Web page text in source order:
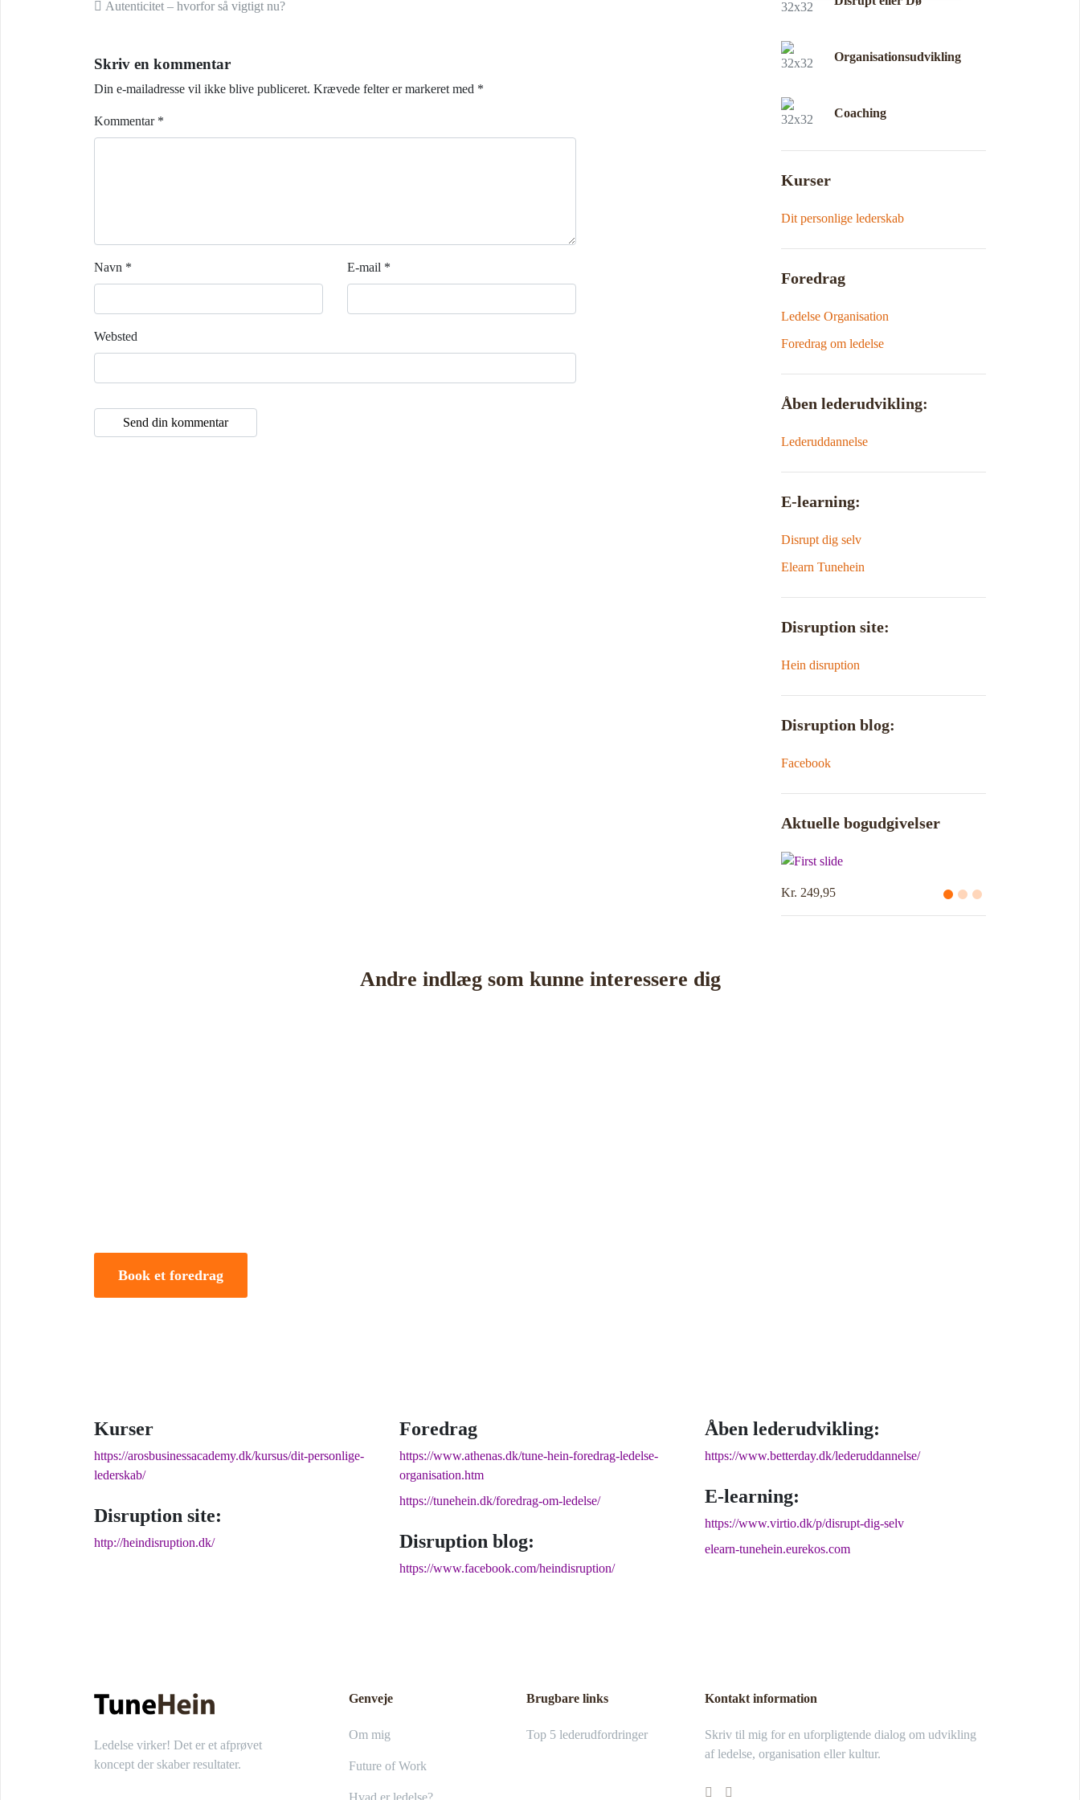
Indlæg navigation
Autenticitet – hvorfor så vigtigt nu?
Skriv en kommentar
Din e-mailadresse vil ikke blive publiceret. Krævede felter er markeret med *
Kommentar *
Navn * E-mail *
Websted
Organisationsudvikling
Coaching
Kurser
Dit personlige lederskab
Foredrag
Ledelse Organisation
Foredrag om ledelse
Åben lederudvikling:
Lederuddannelse
E-learning:
Disrupt dig selv
Elearn Tunehein
Disruption site:
Hein disruption
Disruption blog:
Facebook
Aktuelle bogudgivelser
Kr. 249,95
Andre indlæg som kunne interessere dig
Book et foredrag
Kurser
https://arosbusinessacademy.dk/kursus/dit-personlige-
lederskab/
Disruption site:
http://heindisruption.dk/
Foredrag
https://www.athenas.dk/tune-hein-foredrag-ledelse-
organisation.htm
https://tunehein.dk/foredrag-om-ledelse/
Disruption blog:
https://www.facebook.com/heindisruption/
Åben lederudvikling:
https://www.betterday.dk/lederuddannelse/
E-learning:
https://www.virtio.dk/p/disrupt-dig-selv
elearn-tunehein.eurekos.com
Ledelse virker! Det er et afprøvet
koncept der skaber resultater.
Genveje
Om mig
Future of Work
Hvad er ledelse?
Brugbare links
Top 5 lederudfordringer
Kontakt information
Skriv til mig for en uforpligtende dialog om udvikling
af ledelse, organisation eller kultur.